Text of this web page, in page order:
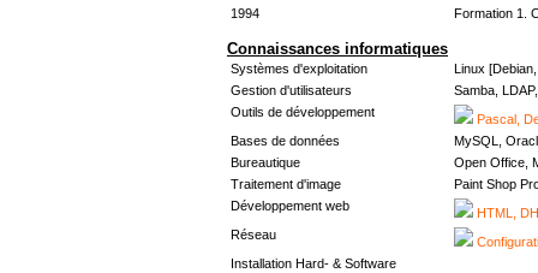
1994
Formation 1.
Connaissances informatiques
Systèmes d'exploitation
Linux
Gestion d'utilisateurs
Samba,
Outils de développement
Pascal,
Bases de données
MySQL,
Bureautique
Open Office,
Traitement d'image
Paint Shop
Développement web
HTML,
Réseau
Installation Hard- & Software